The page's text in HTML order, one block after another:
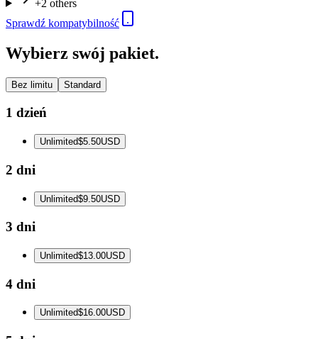
+2 others
Sprawdź kompatybilność
Wybierz swój pakiet.
Bez limitu Standard
1 dzień
Unlimited$5.50USD
2 dni
Unlimited$9.50USD
3 dni
Unlimited$13.00USD
4 dni
Unlimited$16.00USD